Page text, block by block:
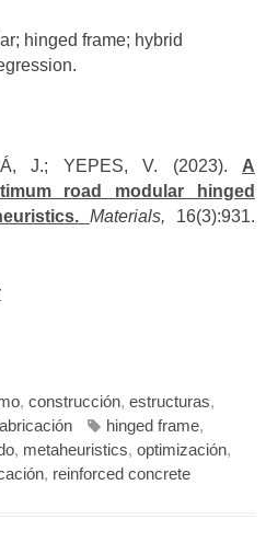
hinged frame; hybrid
J.; YEPES, V. (2023). A
road modular hinged
Materials, 16(3):931.
, construcción, estructuras,
hinged frame,
, metaheuristics, optimización,
, reinforced concrete